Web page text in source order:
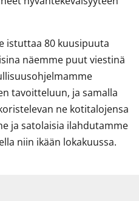
istuttaa 80 kuusipuuta
näemme puut viestinä
tavoitteluun, ja samalla
ne kotitalojensa
ja satolaisia ilahdutamme
niin ikään lokakuussa.